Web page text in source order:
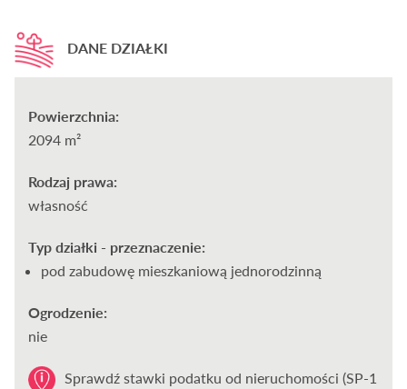
DANE DZIAŁKI
Powierzchnia:
2094 m²
Rodzaj prawa:
własność
Typ działki - przeznaczenie:
pod zabudowę mieszkaniową jednorodzinną
Ogrodzenie:
nie
Sprawdź stawki podatku od nieruchomości (SP-1